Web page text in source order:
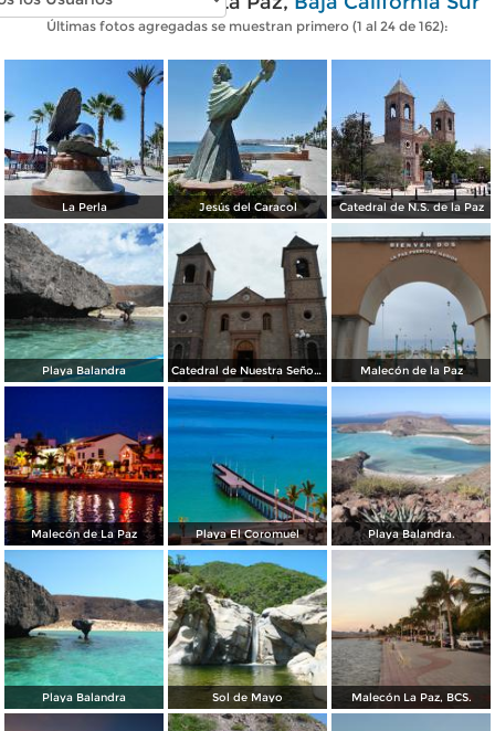
Últimas fotos agregadas se muestran primero (1 al 24 de 162):
La Perla Jesús del Caracol Catedral de N.S. de la Paz
Playa Balandra Catedral de Nuestra Señora de la Paz Malecón de la Paz
Malecón de La Paz Playa El Coromuel Playa Balandra.
Playa Balandra Sol de Mayo Malecón La Paz, BCS.